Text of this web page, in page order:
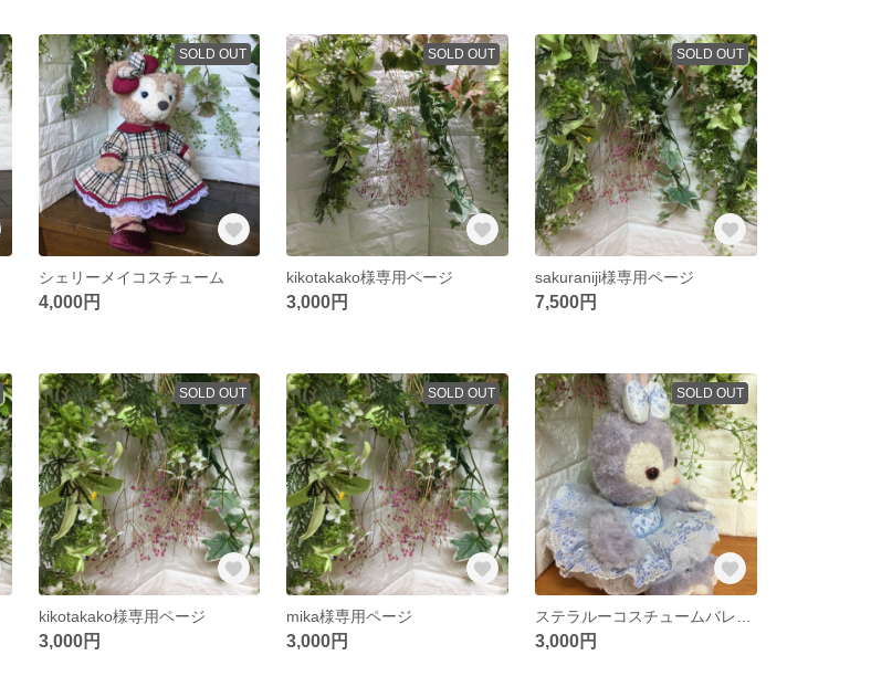
SOLD OUT
シェリーメイコスチューム
4,000円
SOLD OUT
kikotakako様専用ページ
3,000円
SOLD OUT
sakuraniji様専用ページ
7,500円
SOLD OUT
kikotakako様専用ページ
3,000円
SOLD OUT
mika様専用ページ
3,000円
SOLD OUT
3,000円